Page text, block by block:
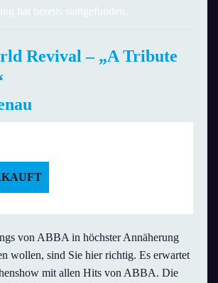
hat bereits stattgefunden.
Revival – „A Tribute
von ABBA in höchster Annäherung
wollen, sind Sie hier richtig. Es erwartet
mit allen Hits von ABBA. Die